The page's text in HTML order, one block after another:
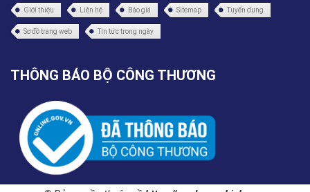
Giới thiệu Liên hệ Báo giá Sitemap Tuyển dụng
Sơ đồ trang web Tin tức trong ngày
THÔNG BÁO BỘ CÔNG THƯƠNG